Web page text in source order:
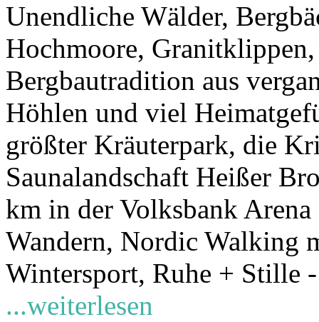
Unendliche Wälder,
Hochmoore,
Bergbautradition aus
Höhlen und viel
größter Kräuterpark, die
Saunalandschaft Heißer
km in der Volksbank
Wandern, Nordic Walking
Wintersport, Ruhe + Stille
...weiterlesen